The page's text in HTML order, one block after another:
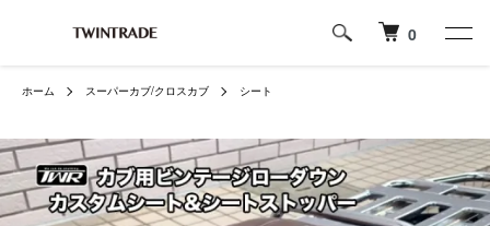
0
ホーム スーパーカブ/クロスカブ シート